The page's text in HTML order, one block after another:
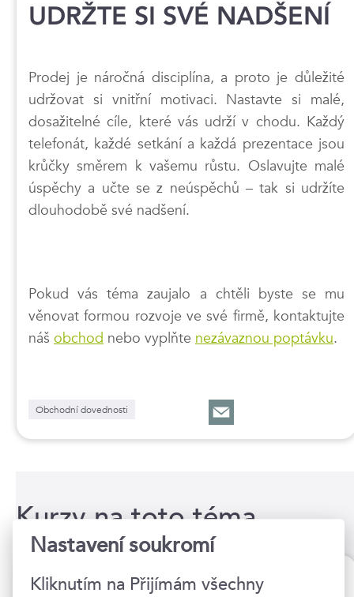
UDRŽTE SI SVÉ NADŠENÍ
Prodej je náročná disciplína, a proto je důležité
udržovat si vnitřní motivaci. Nastavte si malé,
dosažitelné cíle, které vás udrží v chodu. Každý
telefonát, každé setkání a každá prezentace jsou
krůčky směrem k vašemu růstu. Oslavujte malé
úspěchy a učte se z neúspěchů – tak si udržíte
dlouhodobě své nadšení.
Pokud vás téma zaujalo a chtěli byste se mu
věnovat formou rozvoje ve své firmě, kontaktujte
náš obchod nebo vyplňte nezávaznou poptávku.
Obchodní dovednosti
Kurzy na toto téma
Psychologie v obchodním
Nastavení soukromí
Kliknutím na Přijímám všechny